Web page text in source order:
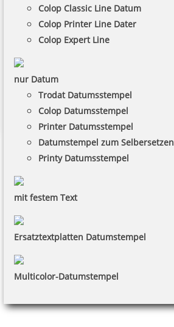
Colop Classic Line Datum
Colop Printer Line Dater
Colop Expert Line
nur Datum
Trodat Datumsstempel
Colop Datumsstempel
Printer Datumsstempel
Datumstempel zum Selbersetzen
Printy Datumsstempel
mit festem Text
Ersatztextplatten Datumstempel
Multicolor-Datumstempel